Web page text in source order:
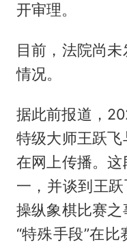
开审理。
目前，法院尚
情况。
据此前报道，
特级大师王跃
在网上传播。
一，并谈到王跃
操纵象棋比赛
“特殊手段”在